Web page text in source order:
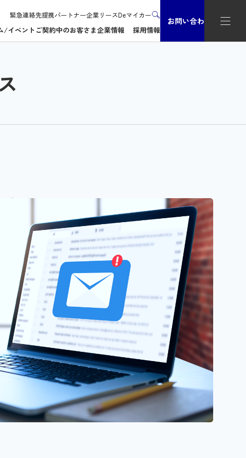
緊急連絡先提携パートナー企業 リースDeマイカー
/イベント ご契約中のお客さま企業情報 採用情報
お問い合わせ
は